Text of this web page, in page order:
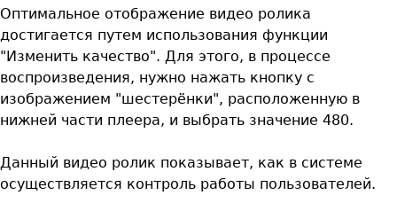
Оптимальное отображение видео ролика
достигается путем использования функции
"Изменить качество". Для этого, в процессе
воспроизведения, нужно нажать кнопку с
изображением "шестерёнки", расположенную в
нижней части плеера, и выбрать значение 480.
Данный видео ролик показывает, как в системе
осуществляется контроль работы пользователей.